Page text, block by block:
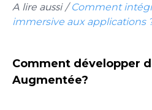
A lire aussi /Comment
immersive aux applications
Comment développer
Augmentée?